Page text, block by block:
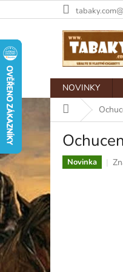
na
NOVINKY
Domů
Novinka